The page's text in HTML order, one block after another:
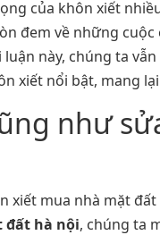
của khôn xiết
đem về những
này, chúng ta
xiết nổi bật, mang
như
đất hà nội, chúng ta